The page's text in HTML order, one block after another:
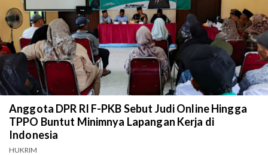
Anggota DPR RI F-PKB Sebut Judi Online Hingga
TPPO Buntut Minimnya Lapangan Kerja di
Indonesia
HUKRIM